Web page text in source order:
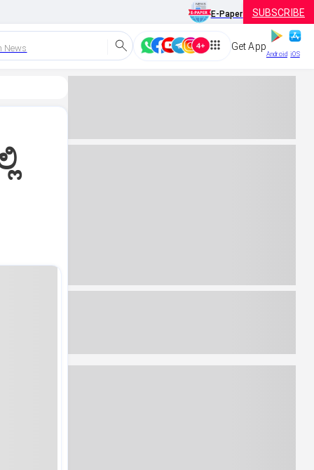
E-Paper SUBSCRIBE
News Get App
Android iOS